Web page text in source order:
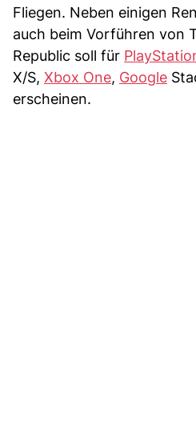
Fliegen. Neben einigen
auch beim Vorführen von
Republic soll für
X/S, Xbox One, Google
erscheinen.